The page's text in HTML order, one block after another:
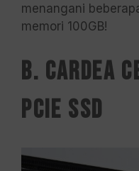
menangani
memori 100GB!
B. CARDEA
PCIe SSD